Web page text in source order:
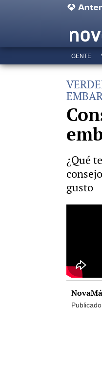
GENTE
¿Qué
gusto